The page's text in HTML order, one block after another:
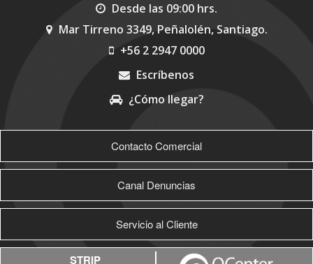
Desde las 09:00 hrs.
Mar Tirreno 3349, Peñalolén, Santiago.
+56 2 2947 0000
Escríbenos
¿Cómo llegar?
Contacto Comercial
Canal Denuncias
Servicio al Cliente
STRIP